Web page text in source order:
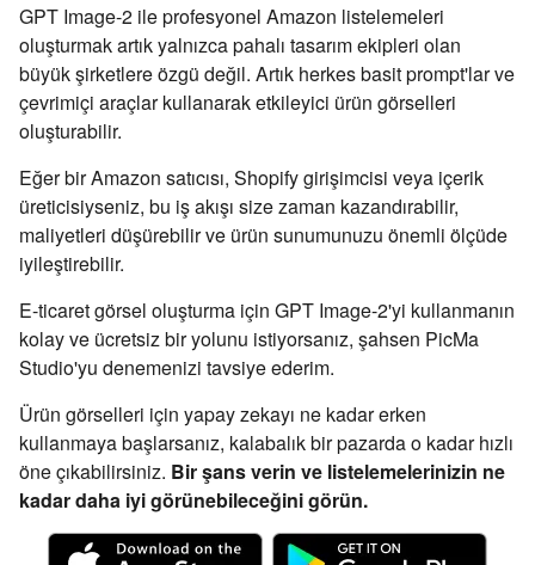
GPT Image-2 ile profesyonel Amazon listelemeleri
oluşturmak artık yalnızca pahalı tasarım ekipleri olan
büyük şirketlere özgü değil. Artık herkes basit prompt'lar ve
çevrimiçi araçlar kullanarak etkileyici ürün görselleri
oluşturabilir.
Eğer bir Amazon satıcısı, Shopify girişimcisi veya içerik
üreticisiyseniz, bu iş akışı size zaman kazandırabilir,
maliyetleri düşürebilir ve ürün sunumunuzu önemli ölçüde
iyileştirebilir.
E-ticaret görsel oluşturma için GPT Image-2'yi kullanmanın
kolay ve ücretsiz bir yolunu istiyorsanız, şahsen PicMa
Studio'yu denemenizi tavsiye ederim.
Ürün görselleri için yapay zekayı ne kadar erken
kullanmaya başlarsanız, kalabalık bir pazarda o kadar hızlı
öne çıkabilirsiniz. Bir şans verin ve listelemelerinizin ne
kadar daha iyi görünebileceğini görün.